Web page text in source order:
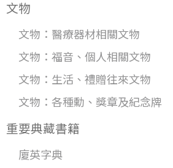
文物
文物：醫療器材相關文物
文物：福音、個人相關文物
文物：生活、禮贈往來文物
文物：各種勳、獎章及紀念牌
重要典藏書籍
廈英字典